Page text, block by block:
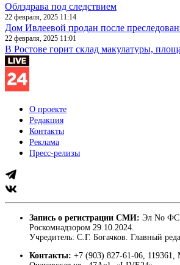
Облздрава под следствием
22 февраля, 2025 11:14
Дом Ивлеевой продан после
22 февраля, 2025 11:01
В Ростове горит склад макулатуры,
О проекте
Редакция
Контакты
Реклама
Пресс-релизы
Запись о регистрации СМИ: Эл No
Роскомнадзором 29.10.2024.
Учредитель: С.Г. Богачков. Главный
Контакты: +7 (903) 827-61-06, 119361,